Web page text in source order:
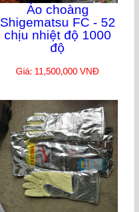
Áo choàng
Shigematsu FC - 52
chịu nhiệt độ 1000
độ
Giá: 11,500,000 VNĐ